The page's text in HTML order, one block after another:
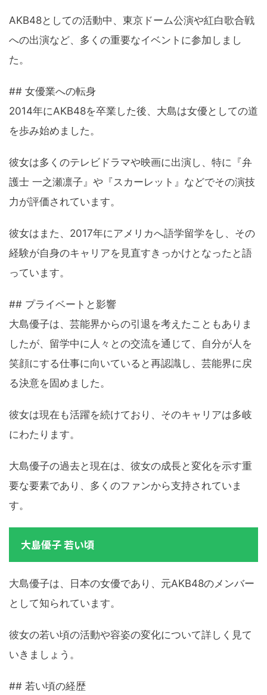
AKB48としての活動中、東京ドーム公演や紅白歌合戦
への出演など、多くの重要なイベントに参加しまし
た。
## 女優業への転身
2014年にAKB48を卒業した後、大島は女優としての道
を歩み始めました。
彼女は多くのテレビドラマや映画に出演し、特に『弁
護士 一之瀬凛子』や『スカーレット』などでその演技
力が評価されています。
彼女はまた、2017年にアメリカへ語学留学をし、その
経験が自身のキャリアを見直すきっかけとなったと語
っています。
## プライベートと影響
大島優子は、芸能界からの引退を考えたこともありま
したが、留学中に人々との交流を通じて、自分が人を
笑顔にする仕事に向いていると再認識し、芸能界に戻
る決意を固めました。
彼女は現在も活躍を続けており、そのキャリアは多岐
にわたります。
大島優子の過去と現在は、彼女の成長と変化を示す重
要な要素であり、多くのファンから支持されていま
す。
大島優子 若い頃
大島優子は、日本の女優であり、元AKB48のメンバー
として知られています。
彼女の若い頃の活動や容姿の変化について詳しく見て
いきましょう。
## 若い頃の経歴